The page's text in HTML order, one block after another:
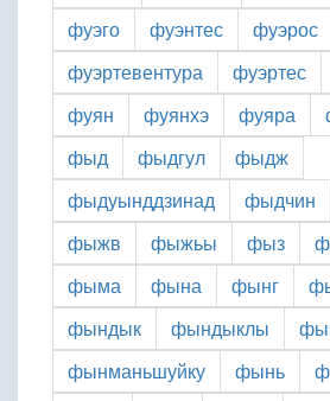
фуэго
фуэнтес фуэрос
фуэртевентура
фуэртес
фуян
фуянхэ фуяра
фыд
фыдгул
фыдж
фыдуынддзинад
фыдчин
фыжв
фыжьы фыз
фыма
фына фынг
фындык
фындыклы
фынманьшуйку
фынь